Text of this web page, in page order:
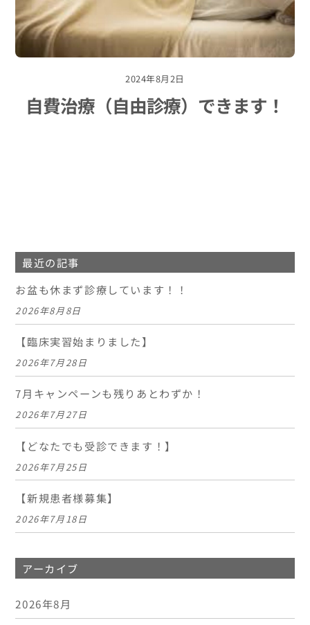
2024年8月2日
自費治療（自由診療）できます！
最近の記事
お盆も休まず診療しています！！
2026年8月8日
【臨床実習始まりました】
2026年7月28日
7月キャンペーンも残りあとわずか！
2026年7月27日
【どなたでも受診できます！】
2026年7月25日
【新規患者様募集】
2026年7月18日
アーカイブ
2026年8月